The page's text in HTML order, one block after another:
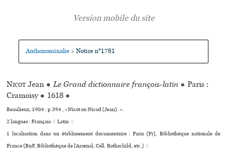
Anthonominalie > Notice n°1781
Nicot Jean ● Le Grand dictionnaire françois-latin ● Paris :
Cramoisy ● 1618 ●
Beaulieux, 1904 : p.394 , «Nicot ou Nicod (Jean). ».
2 langues :Français ♢Latin ♢
1 localisation dans un établissement documentaire : Paris (Fr), Bibliothèque nationale de
France (BnF, Bibliothèque de l’Arsenal, Coll. Rothschild, etc.) ♢